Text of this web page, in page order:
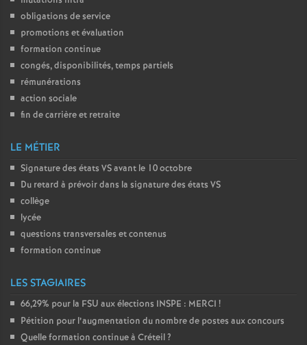
obligations de service
promotions et évaluation
formation continue
congés, disponibilités, temps partiels
rémunérations
action sociale
fin de carrière et retraite
LE MÉTIER
Signature des états VSavant le 10 octobre
Du retard à prévoir dans la signature des états VS
collège
lycée
questions transversales et contenus
formation continue
LES STAGIAIRES
66,29% pour la FSU aux élections INSPE : MERCI !
Pétition pour l’augmentation du nombre de postes aux concours
Quelle formation continue à Créteil?